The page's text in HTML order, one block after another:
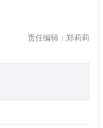
责任编辑：郑莉莉